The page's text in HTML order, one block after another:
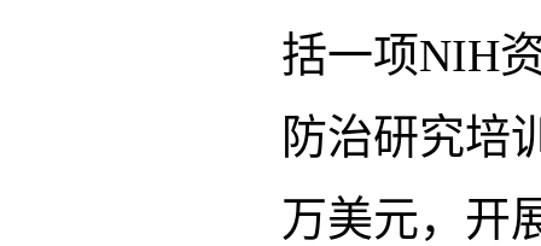
括一项NIH
防治研究培
万美元，开